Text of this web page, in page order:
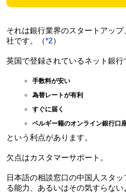
それは銀行業界のスタートアップ
社です。（*2）
英国で登録されているネット銀行
手数料が安い
為替レートが有利
すぐに届く
ベルギー籍のオンライン銀行口
という利点があります。
欠点はカスタマーサポート。
日本語の相談窓口の中国人スタ
る能力、あるいはその気すらない